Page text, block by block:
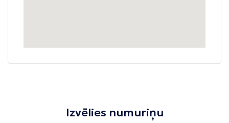
Izvēlies numuriņu